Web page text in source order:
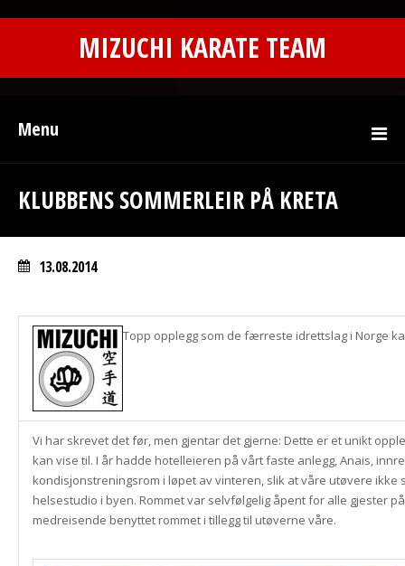
MIZUCHI KARATE TEAM
Menu
KLUBBENS SOMMERLEIR PÅ KRETA
13.08.2014
Topp opplegg som de færreste idrettslag i Norge
Vi har skrevet det før, men gjentar det gjerne: Dette er et unikt
kan vise til. I år hadde hotelleieren på vårt faste anlegg, Anais,
kondisjonstreningsrom i løpet av vinteren, slik at våre utøvere ikke
helsestudio i byen. Rommet var selvfølgelig åpent for alle gjester
medreisende benyttet rommet i tillegg til utøverne våre.